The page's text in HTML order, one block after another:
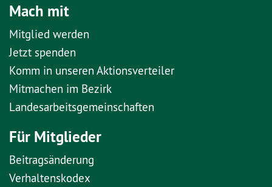
Mach mit
Mitglied werden
Jetzt spenden
Komm in unseren Aktionsverteiler
Mitmachen im Bezirk
Landesarbeitsgemeinschaften
Für Mitglieder
Beitragsänderung
Verhaltenskodex